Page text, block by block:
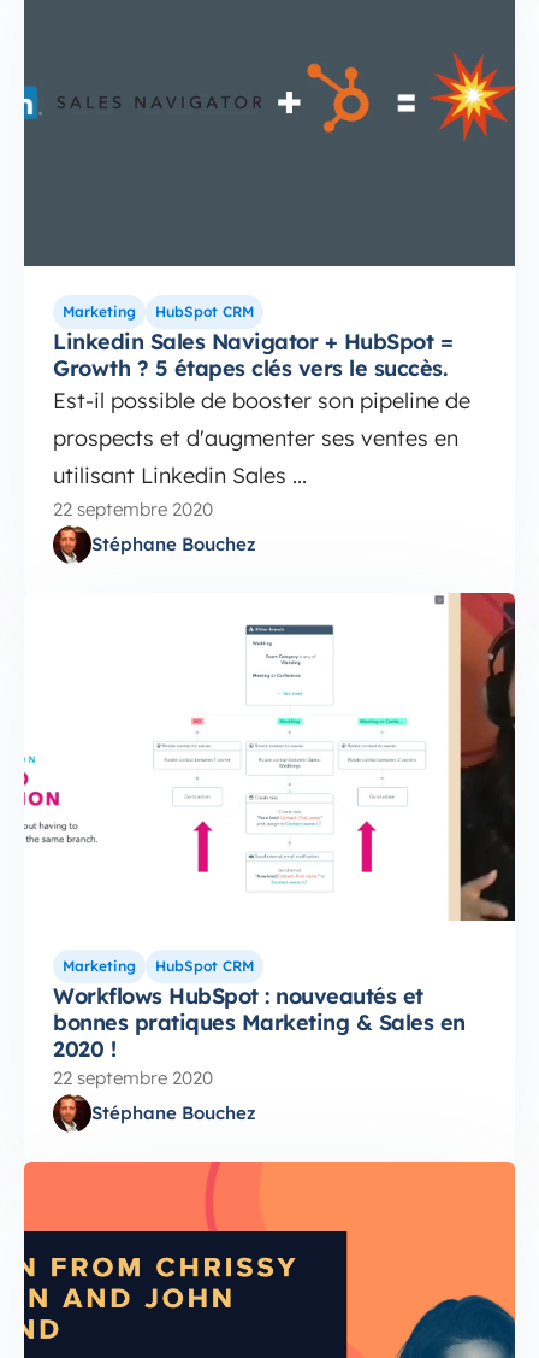
Marketing HubSpot CRM
Linkedin Sales Navigator + HubSpot =
Growth ? 5 étapes clés vers le succès.
Est-il possible de booster son pipeline de
prospects et d'augmenter ses ventes en
utilisant Linkedin Sales ...
22 septembre 2020
Stéphane Bouchez
Marketing HubSpot CRM
Workflows HubSpot : nouveautés et
bonnes pratiques Marketing & Sales en
2020 !
22 septembre 2020
Stéphane Bouchez